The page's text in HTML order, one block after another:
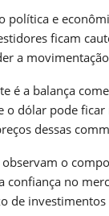
política e
ficam
a
é a balança
o dólar pode
dessas
o
confiança no
de